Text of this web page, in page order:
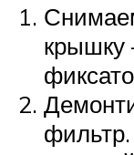
крышку
фильтр.